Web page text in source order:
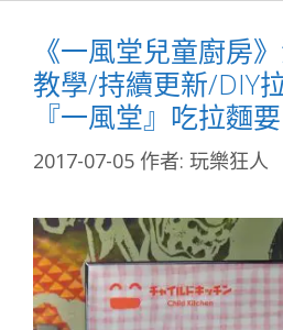
《一風堂兒童廚房
教學/持續更新/DIY
『一風堂』吃拉麵
2017-07-05 作者: 玩樂狂人